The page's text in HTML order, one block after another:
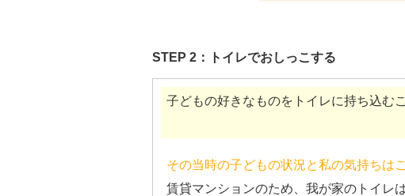
STEP 2：トイレでおしっこする
子どもの好きなものをトイレに持ち込む
その当時の子どもの状況と私の気持ちは
賃貸マンションのため、我が家のトイレ